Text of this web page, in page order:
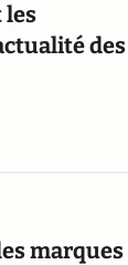
les
marques